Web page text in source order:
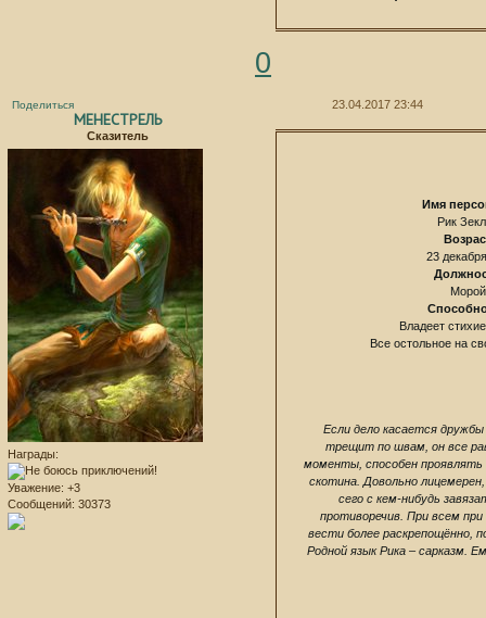
0
Поделиться 23.04.2017 23:44
МЕНЕСТРЕЛЬ
Сказитель
Награды:
Уважение: +3
Сообщений: 30373
Имя
Рик
23
Морой
Владеет
Все остольное на
Если дело касается
трещит по швам, он все
моменты, способен проявлять
скотина. Довольно
сего с кем-нибудь
противоречив. При всем
вести более раскрепощённо,
Родной язык Рика – сарказм.